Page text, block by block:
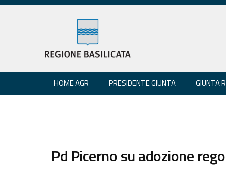
HOME AGR PRESIDENTE GIUNTA GIUNTA
Pd Picerno su adozione